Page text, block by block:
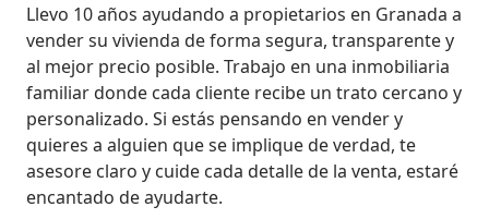
Llevo 10 años ayudando a propietarios en Granada a
vender su vivienda de forma segura, transparente y
al mejor precio posible. Trabajo en una inmobiliaria
familiar donde cada cliente recibe un trato cercano y
personalizado. Si estás pensando en vender y
quieres a alguien que se implique de verdad, te
asesore claro y cuide cada detalle de la venta, estaré
encantado de ayudarte.